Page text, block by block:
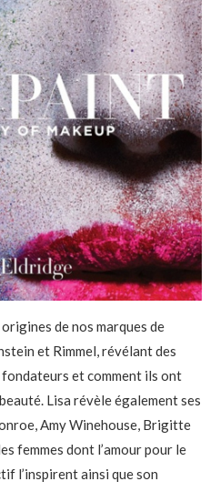
de nos marques de
et Rimmel, révélant des
et comment ils ont
Lisa révèle également ses
Amy Winehouse, Brigitte
femmes dont l’amour pour le
l’inspirent ainsi que son